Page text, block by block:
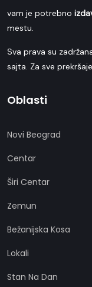
vam je potrebno
mestu.
Sva prava su
sajta. Za sve
Oblasti
Novi Beograd
Centar
Širi Centar
Zemun
Bežanijska Kosa
Lokali
Stan Na Dan